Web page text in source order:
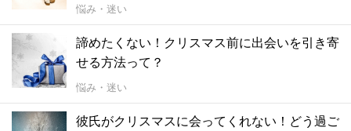
悩み・迷い
諦めたくない！クリスマス前に出会いを引き寄
せる方法って？
悩み・迷い
彼氏がクリスマスに会ってくれない！どう過ご